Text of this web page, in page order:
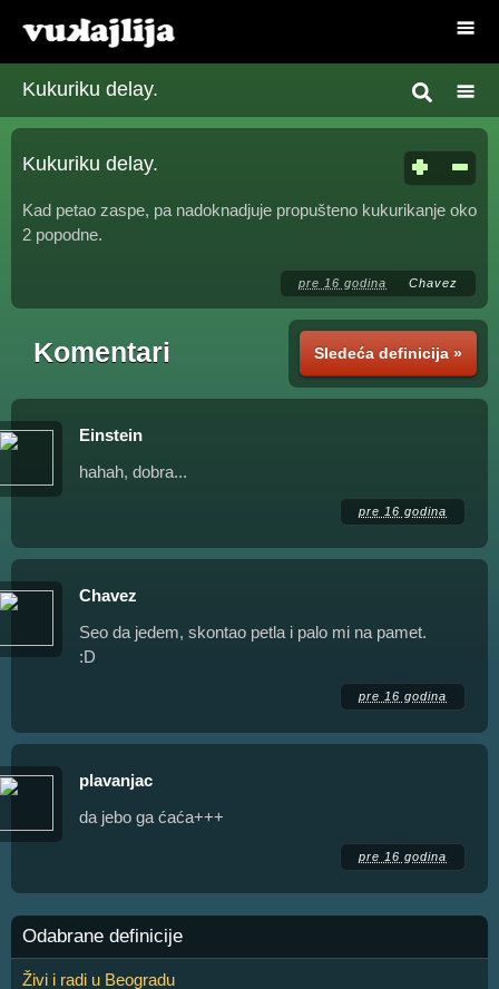
Kukuriku delay.
Kukuriku delay.
Kad petao zaspe, pa nadoknadjuje propušteno kukurikanje oko
2 popodne.
pre 16 godina Chavez
Sledeća definicija »
Komentari
Einstein
hahah, dobra...
pre 16 godina
Chavez
Seo da jedem, skontao petla i palo mi na pamet.
:D
pre 16 godina
plavanjac
da jebo ga ćaća+++
pre 16 godina
Odabrane definicije
Živi i radi u Beogradu